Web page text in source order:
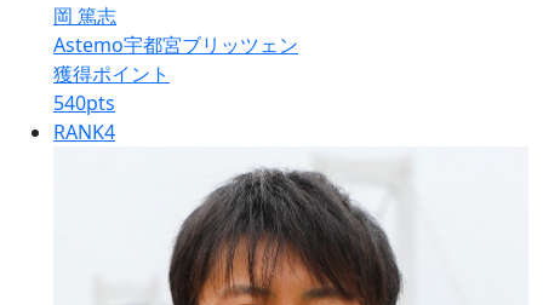
岡 篤志
Astemo宇都宮ブリッツェン
獲得ポイント
540pts
RANK4